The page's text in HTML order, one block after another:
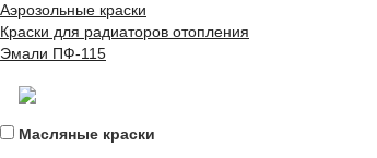
Аэрозольные краски
Краски для радиаторов отопления
Эмали ПФ-115
Масляные краски